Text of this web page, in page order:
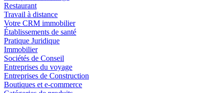
Restaurant
Travail à distance
Votre CRM immobilier
Établissements de santé
Pratique Juridique
Immobilier
Sociétés de Conseil
Entreprises du voyage
Entreprises de Construction
Boutiques et e-commerce